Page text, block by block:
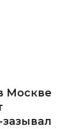
Москве
зазывал